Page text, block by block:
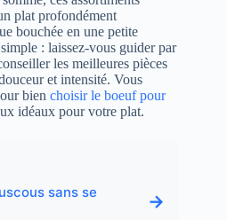
plat profondément
bouchée en une petite
: laissez-vous guider par
les meilleures pièces
et intensité. Vous
bien choisir le boeuf pour
idéaux pour votre plat.
sans se
→